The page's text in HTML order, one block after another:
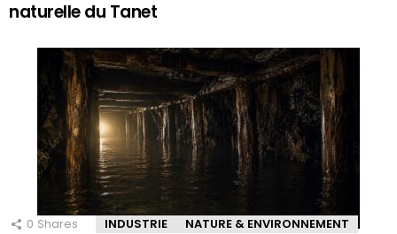
naturelle du Tanet
0 Shares INDUSTRIE NATURE & ENVIRONNEMENT